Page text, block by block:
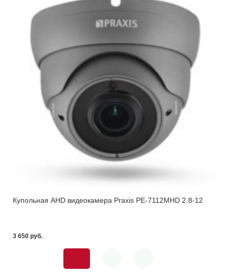
Купольная AHD видеокамера Praxis PE-7112MHD 2.8-12
3 650 pуб.